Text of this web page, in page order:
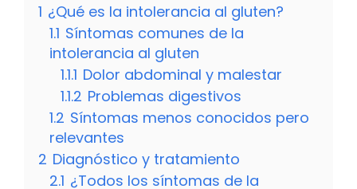
1 ¿Qué es la intolerancia al gluten?
1.1 Síntomas comunes de la
intolerancia al gluten
1.1.1 Dolor abdominal y malestar
1.1.2 Problemas digestivos
1.2 Síntomas menos conocidos pero
relevantes
2 Diagnóstico y tratamiento
2.1 ¿Todos los síntomas de la